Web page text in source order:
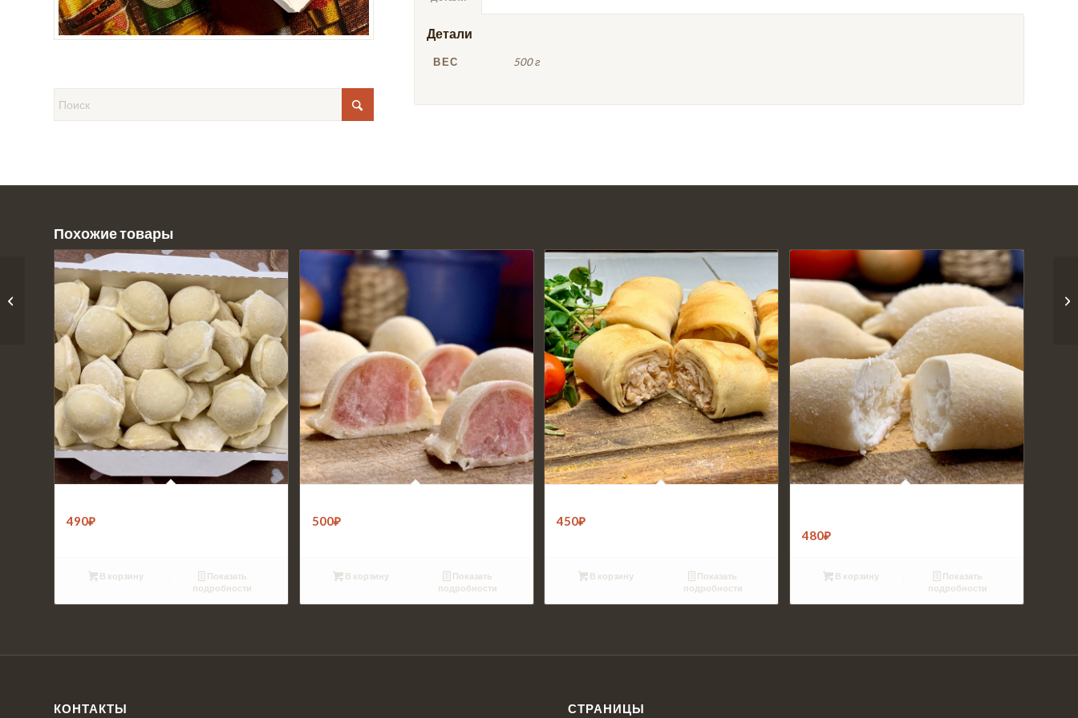
Детали
ВЕС 500 г
Похожие товары
490₽
В корзину
Показать
подробности
500₽
В корзину
Показать
подробности
450₽
В корзину
Показать
подробности
480₽
В корзину
Показать
подробности
КОНТАКТЫ СТРАНИЦЫ
Котлеты из свинины и
говядины (5шт)